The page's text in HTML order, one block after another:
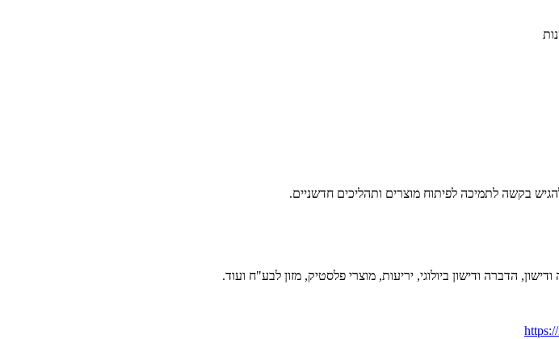
בקשה לתמיכה לפיתוח מוצרים ותהליכים חדשניים.
הדברה ודישון ביולוגי, יריעות, מוצרי פלסטיק, מזון לבע"ח ועוד.